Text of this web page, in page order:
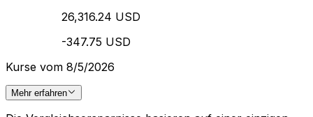
26,316.24 USD
-347.75 USD
Kurse vom 8/5/2026
Mehr erfahren